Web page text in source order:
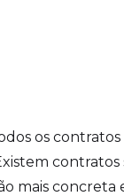
os contratos
contratos
mais concreta